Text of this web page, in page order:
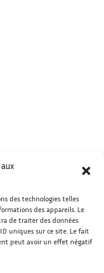
des technologies telles
des appareils. Le
de traiter des données
uniques sur ce site. Le fait
peut avoir un effet négatif